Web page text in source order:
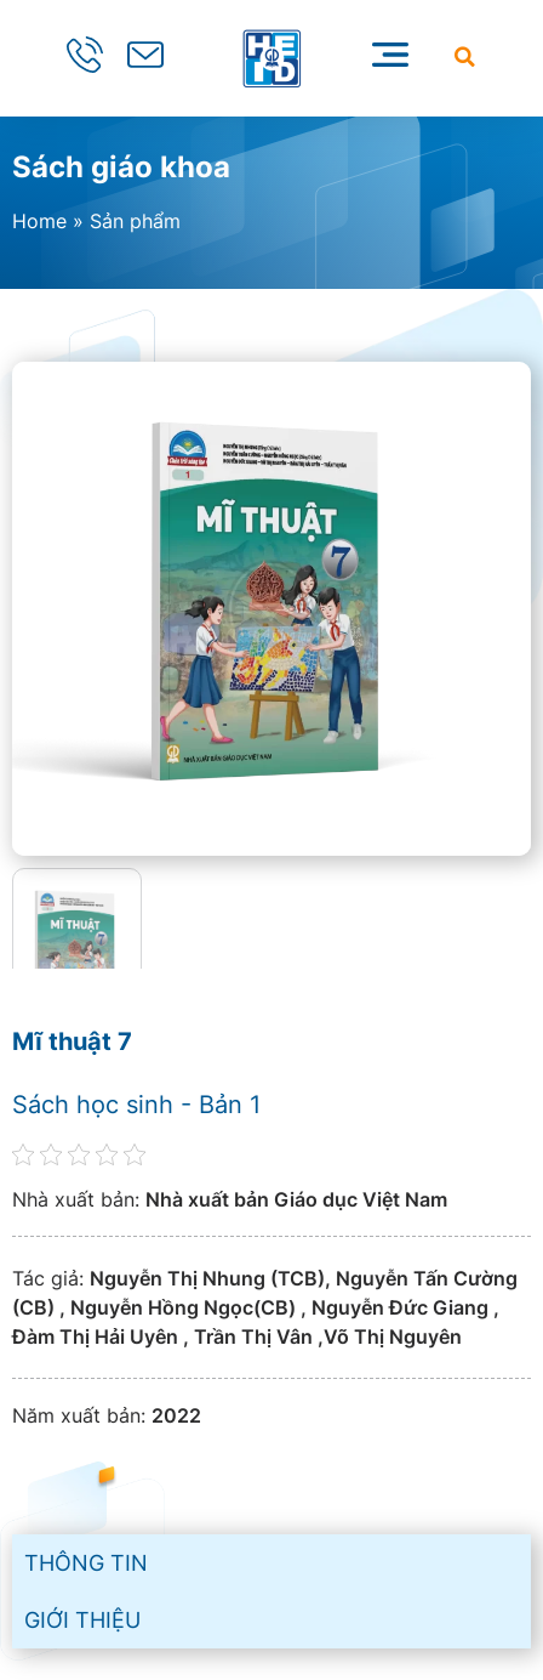
Sách giáo khoa
Home » Sản phẩm
Mĩ thuật 7
Sách học sinh - Bản 1
Nhà xuất bản: Nhà xuất bản Giáo dục Việt Nam
Tác giả: Nguyễn Thị Nhung (TCB), Nguyễn Tấn Cường
(CB) , Nguyễn Hồng Ngọc(CB) , Nguyễn Đức Giang ,
Đàm Thị Hải Uyên , Trần Thị Vân ,Võ Thị Nguyên
Năm xuất bản: 2022
THÔNG TIN
GIỚI THIỆU